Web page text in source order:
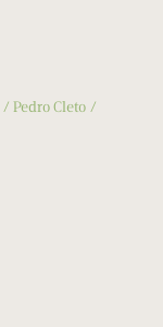
Pedro Cleto